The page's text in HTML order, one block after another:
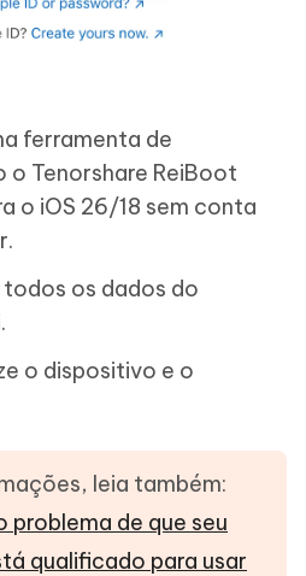
ferramenta de
Tenorshare ReiBoot
o iOS 26/18 sem conta
os dados do
o dispositivo e o
leia também:
problema de que seu
qualificado para usar